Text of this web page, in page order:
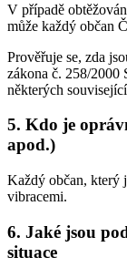
V případě
může každý občan
Prověřuje se, zda
zákona č. 258/2000
některých
5. Kdo je
apod.)
Každý občan, který
vibracemi.
6. Jaké jsou
situace